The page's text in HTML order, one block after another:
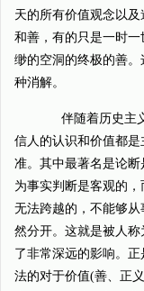
天的所有价值观念以
和善，有的只是一时
缈的空洞的终极的善
种消解。
伴随着历史主义
信人的认识和价值都
准。其中最著名是论
为事实判断是客观的
无法跨越的，不能够
然分开。这就是被人称
了非常深远的影响。
法的对于价值(善、正